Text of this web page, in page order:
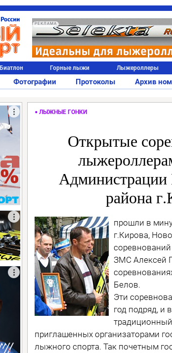
РЕКЛАМА
Биатлон Горные лыжи Лыжероллеры
Фотографии Протоколы Архив
ЛЫЖНЫЕ ГОНКИ
Открытые
Администрации
района
прошли в
г.Кирова,
ЗМС Алексей
Белов.
Эти
год подряд, и
традиционный
приглашенных организаторами
лыжного спорта. Так почетным